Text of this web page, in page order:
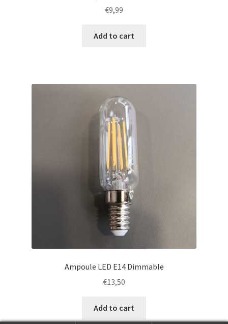
€9,99
Add to cart
Ampoule LED E14 Dimmable
€13,50
Add to cart